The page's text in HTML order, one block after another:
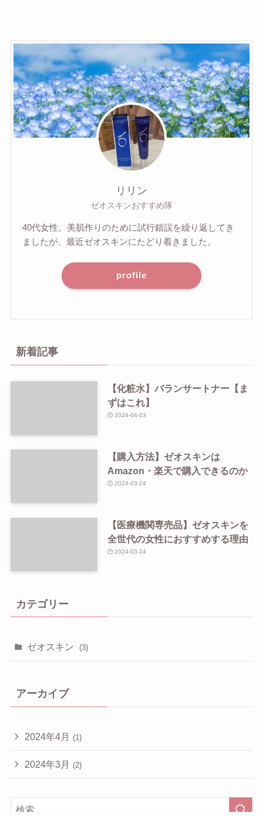
リリン
ゼオスキンおすすめ隊
40代女性。美肌作りのために試行錯誤を繰り返してき
ましたが、最近ゼオスキンにたどり着きました。
profile
新着記事
【化粧水】バランサートナー【ま
ずはこれ】
2024-04-03
【購入方法】ゼオスキンは
Amazon・楽天で購入できるのか
2024-03-24
【医療機関専売品】ゼオスキンを
全世代の女性におすすめする理由
2024-03-24
カテゴリー
ゼオスキン (3)
アーカイブ
2024年4月 (1)
2024年3月 (2)